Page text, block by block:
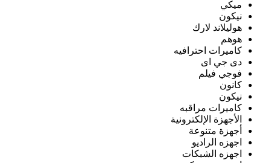
ميكي
نيكون
هوليلاند لارك
هوهم
كاميرات احترافيه
دى جي اى
فوجي فيلم
كانون
نيكون
كاميرات مراقبه
الأجهزة الإلكترونية
أجهزة متنوعة
اجهزه الراديو
اجهزه الشبكات